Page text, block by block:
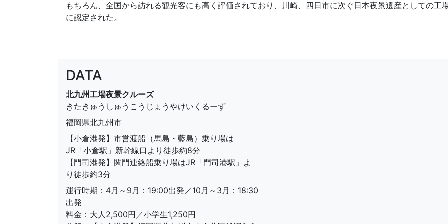
もちろん、全国から訪れる観光客にも高く評価されており、川崎、四日市に次ぐ日本夜景遺産としての工
に認定された。
DATA
北九州工場夜景クルーズ
きたきゅうしゅうこうじょうやけいくるーず
福岡県北九州市
【小倉港発】市営渡船（馬島・藍島）乗り場は
JR「小倉駅」新幹線口より徒歩約8分
【門司港発】関門連絡船乗り場はJR「門司港駅」よ
り徒歩約3分
運行時期：4月～9月：19:00出発／10月～3月：18:30
出発
料金：大人2,500円／小学生1,250円